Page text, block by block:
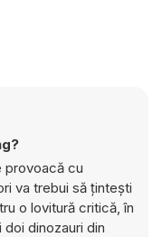
provoacă cu
va trebui să țintești
o lovitură critică, în
dinozauri din